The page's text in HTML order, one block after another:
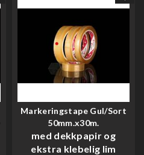
Markeringstape Gul/Sort
50mm.x30m.
med dekkpapir og
ekstra klebelig lim